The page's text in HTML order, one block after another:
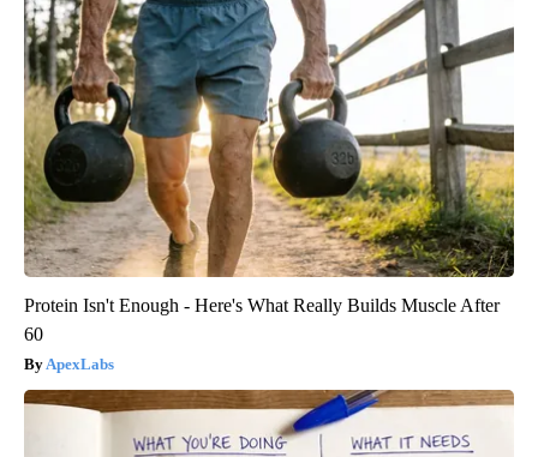
Protein Isn't Enough - Here's What Really Builds Muscle After
60
ApexLabs